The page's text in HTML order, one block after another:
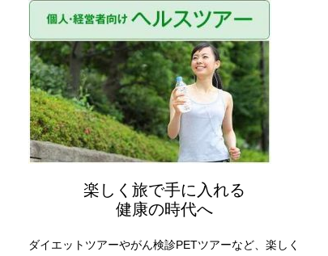
楽しく旅で手に入れる
健康の時代へ
ダイエットツアーやがん検診PETツアーなど、楽しく